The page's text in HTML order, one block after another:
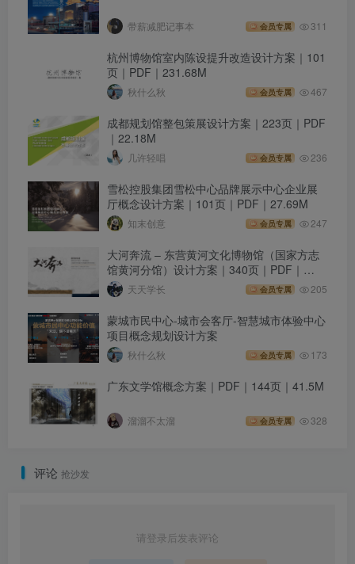
带薪减肥记事本 会员专属 311
杭州博物馆室内陈设提升改造设计方案｜101
页｜PDF｜231.68M
秋什么秋 会员专属 467
成都规划馆整包策展设计方案｜223页｜PDF
｜22.18M
几许轻唱 会员专属 236
雪松控股集团雪松中心品牌展示中心企业展
厅概念设计方案｜101页｜PDF｜27.69M
知末创意 会员专属 247
大河奔流 – 东营黄河文化博物馆（国家方志
馆黄河分馆）设计方案｜340页｜PDF｜
274.23M
天天学长 会员专属 205
蒙城市民中心-城市会客厅-智慧城市体验中心
项目概念规划设计方案
秋什么秋 会员专属 173
广东文学馆概念方案｜PDF｜144页｜41.5M
溜溜不太溜 会员专属 328
评论 抢沙发
请登录后发表评论